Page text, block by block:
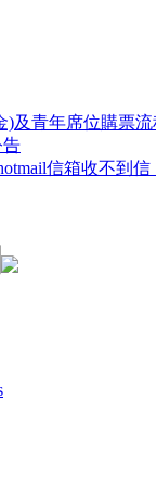
)及青年席位購票流
告
信箱收不到